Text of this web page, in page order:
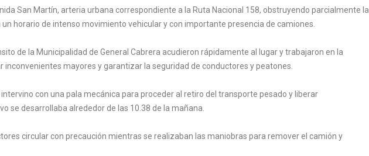
San Martín, arteria urbana correspondiente a la Ruta Nacional 158, obstruyendo parcialmente la
horario de intenso movimiento vehicular y con importante presencia de camiones.
de la Municipalidad de General Cabrera acudieron rápidamente al lugar y trabajaron en la
inconvenientes mayores y garantizar la seguridad de conductores y peatones.
con una pala mecánica para proceder al retiro del transporte pesado y liberar
se desarrollaba alrededor de las 10.38 de la mañana.
circular con precaución mientras se realizaban las maniobras para remover el camión y